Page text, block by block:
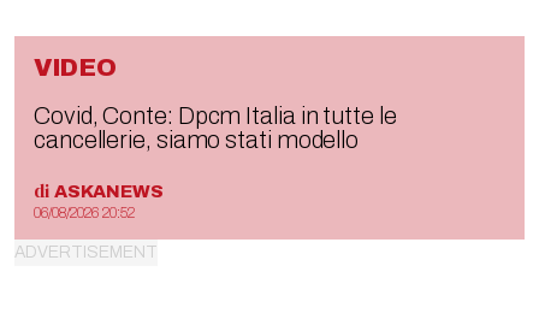
VIDEO
Covid, Conte: Dpcm Italia in tutte le
cancellerie, siamo stati modello
di ASKANEWS
06/08/2026 20:52